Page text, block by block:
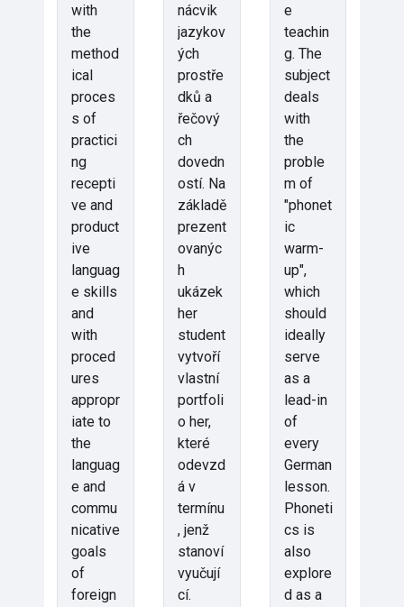
with
the
method
ical
proces
s of
practici
ng
recepti
ve and
product
ive
languag
e skills
and
with
proced
ures
appropr
iate to
the
languag
e and
commu
nicative
goals
of
foreign
nácvik
jazykov
ých
prostře
dků a
řečový
ch
dovedn
ostí. Na
základě
prezent
ovanýc
h
ukázek
her
student
vytvoří
vlastní
portfoli
o her,
které
odevzd
á v
termínu
, jenž
stanoví
vyučují
cí.
e
teachin
g. The
subject
deals
with
the
proble
m of
"phonet
ic
warm-
up",
which
should
ideally
serve
as a
lead-in
of
every
German
lesson.
Phoneti
cs is
also
explore
d as a